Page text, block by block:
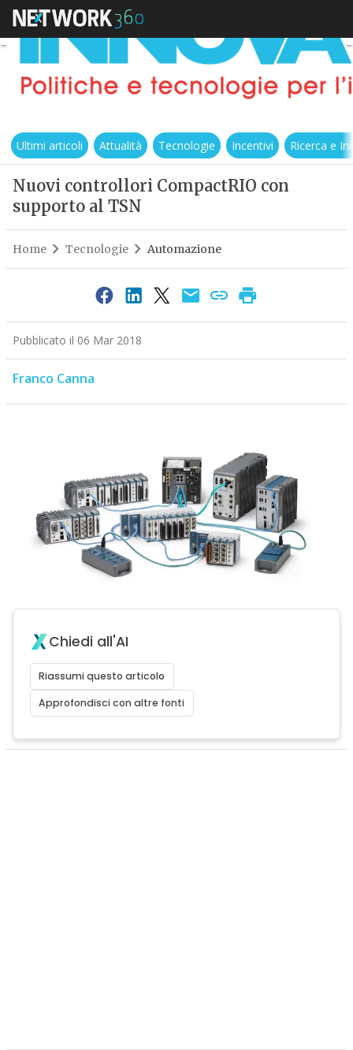
Ultimi articoli Attualità Tecnologie Incentivi Ricerca e
Nuovi controllori CompactRIO con
supporto al TSN
Home Tecnologie Automazione
Pubblicato il 06 Mar 2018
Franco Canna
Chiedi all'AI
Riassumi questo articolo
Approfondisci con altre fonti